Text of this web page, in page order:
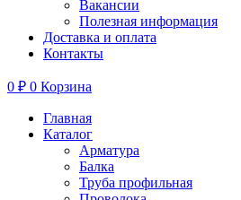
Вакансии
Полезная информация
Доставка и оплата
Контакты
0 ₽ 0 Корзина
Главная
Каталог
Арматура
Балка
Труба профильная